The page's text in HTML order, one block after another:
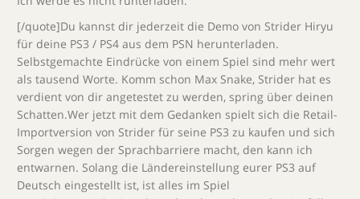
[/quote]Du kannst dir jederzeit die Demo von Strider Hiryu
für deine PS3 / PS4 aus dem PSN herunterladen.
Selbstgemachte Eindrücke von einem Spiel sind mehr wert
als tausend Worte. Komm schon Max Snake, Strider hat es
verdient von dir angetestet zu werden, spring über deinen
Schatten.Wer jetzt mit dem Gedanken spielt sich die Retail-
Importversion von Strider für seine PS3 zu kaufen und sich
Sorgen wegen der Sprachbarriere macht, den kann ich
entwarnen. Solang die Ländereinstellung eurer PS3 auf
Deutsch eingestellt ist, ist alles im Spiel